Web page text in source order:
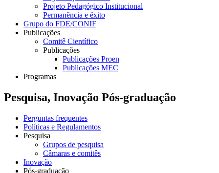
Projeto Pedagógico Institucional
Permanência e êxito
Grupo do FDE/CONIF
Publicações
Comitê Científico
Publicações
Publicações Proen
Publicações MEC
Programas
Pesquisa, Inovação Pós-graduação
Perguntas frequentes
Políticas e Regulamentos
Pesquisa
Grupos de pesquisa
Câmaras e comitês
Inovação
Pós-graduação